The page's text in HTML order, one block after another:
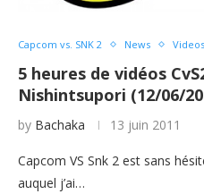
Capcom vs. SNK 2 News Videos
5 heures de vidéos
Nishintsupori (12/06/
by Bachaka 13 juin 2011
Capcom VS Snk 2 est sans
auquel j’ai…